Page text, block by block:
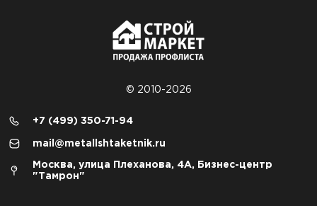
© 2010-2026
+7 (499) 350-71-94
mail@metallshtaketnik.ru
Москва, улица Плеханова, 4А, Бизнес-центр
"Тамрон"